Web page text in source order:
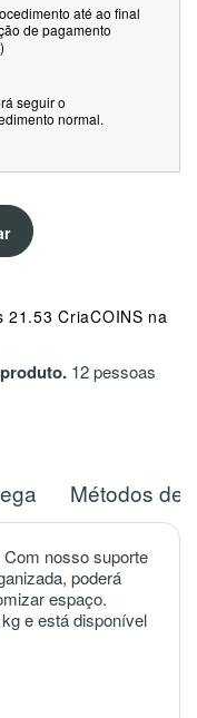
até ao final
de pagamento
seguir o
normal.
CriaCOINS na
12 pessoas
Métodos de
nosso suporte
poderá
espaço.
e está disponível